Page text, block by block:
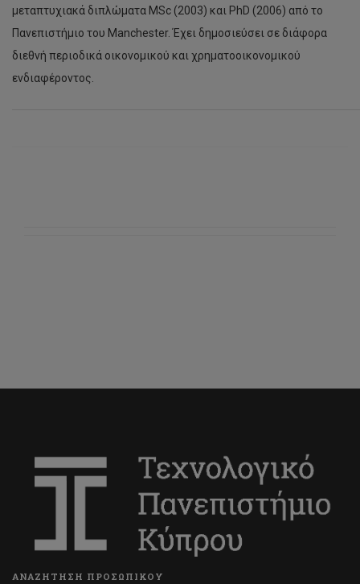
μεταπτυχιακά διπλώματα MSc (2003) και PhD (2006) από το
Πανεπιστήμιο του Manchester. Έχει δημοσιεύσει σε διάφορα
διεθνή περιοδικά οικονομικού και χρηματοοικονομικού
ενδιαφέροντος.
ΑΝΑΖΗΤΗΣΗ ΠΡΟΣΩΠΙΚΟΥ